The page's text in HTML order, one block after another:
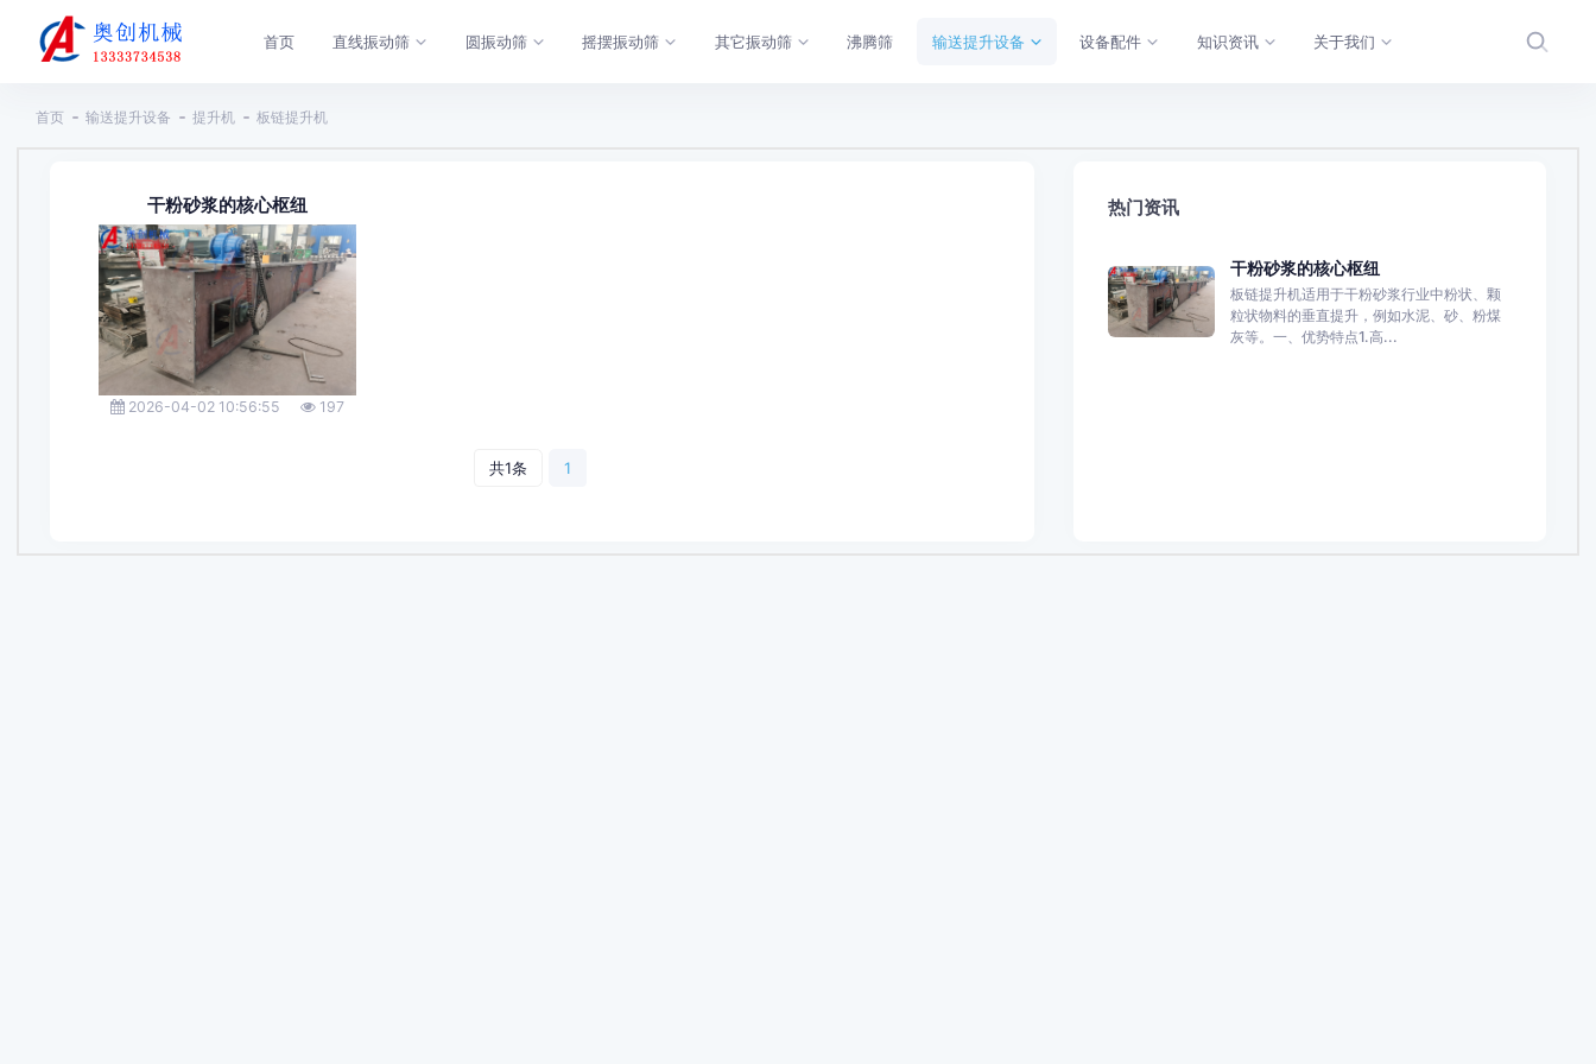
首页 直线振动筛 圆振动筛 摇摆振动筛 其它振动筛 沸腾筛 输送提升设备 设备配件 知识资讯 关于我们
首页 输送提升设备 提升机 板链提升机
干粉砂浆的核心枢纽
2026-04-02 10:56:55 197
共1条 1
热门资讯
干粉砂浆的核心枢纽
板链提升机适用于干粉砂浆行业中粉状、颗
粒状物料的垂直提升，例如水泥、砂、粉煤
灰等。一、优势特点1.高...